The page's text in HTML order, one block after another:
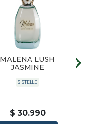
MALENA LUSH
JASMINE
SISTELLE
$ 30.990